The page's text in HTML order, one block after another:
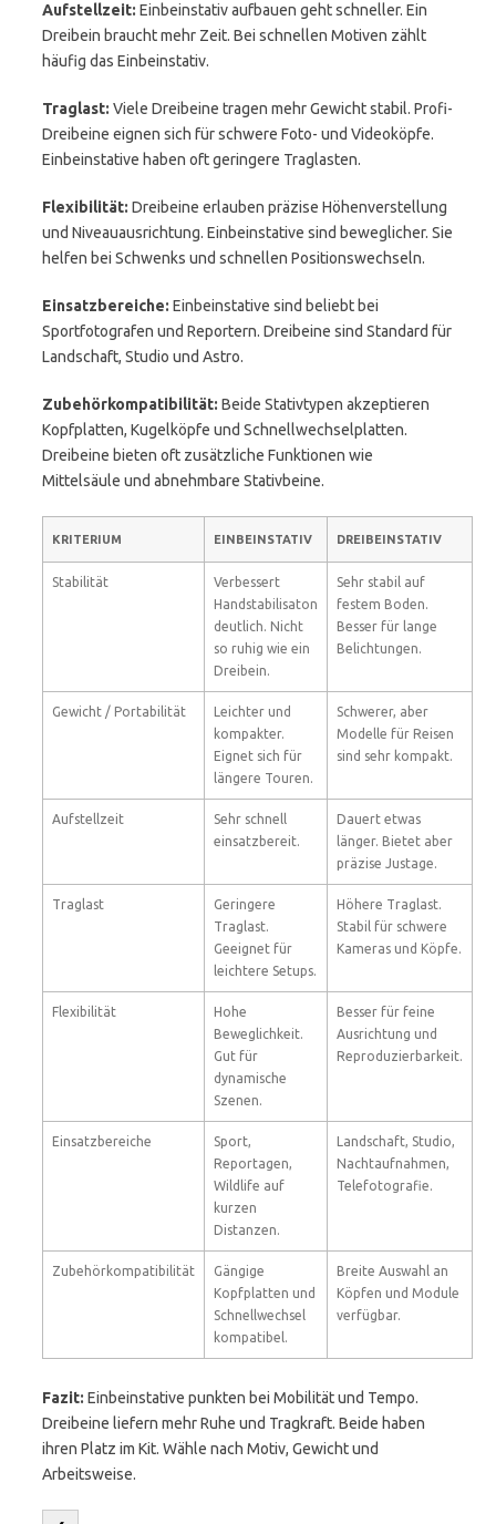
Aufstellzeit: Einbeinstativ aufbauen geht schneller. Ein
Dreibein braucht mehr Zeit. Bei schnellen Motiven zählt
häufig das Einbeinstativ.
Traglast: Viele Dreibeine tragen mehr Gewicht stabil. Profi-
Dreibeine eignen sich für schwere Foto- und Videoköpfe.
Einbeinstative haben oft geringere Traglasten.
Flexibilität: Dreibeine erlauben präzise Höhenverstellung
und Niveauausrichtung. Einbeinstative sind beweglicher. Sie
helfen bei Schwenks und schnellen Positionswechseln.
Einsatzbereiche: Einbeinstative sind beliebt bei
Sportfotografen und Reportern. Dreibeine sind Standard für
Landschaft, Studio und Astro.
Zubehörkompatibilität: Beide Stativtypen akzeptieren
Kopfplatten, Kugelköpfe und Schnellwechselplatten.
Dreibeine bieten oft zusätzliche Funktionen wie
Mittelsäule und abnehmbare Stativbeine.
KRITERIUM EINBEINSTATIV DREIBEINSTATIV
Stabilität
Verbessert
Handstabilisaton
deutlich. Nicht
so ruhig wie ein
Dreibein.
Sehr stabil auf
festem Boden.
Besser für lange
Belichtungen.
Gewicht / Portabilität
Leichter und
kompakter.
Eignet sich für
längere Touren.
Schwerer, aber
Modelle für Reisen
sind sehr kompakt.
Aufstellzeit
Sehr schnell
einsatzbereit.
Dauert etwas
länger. Bietet aber
präzise Justage.
Traglast
Geringere
Traglast.
Geeignet für
leichtere Setups.
Höhere Traglast.
Stabil für schwere
Kameras und Köpfe.
Flexibilität
Hohe
Beweglichkeit.
Gut für
dynamische
Szenen.
Besser für feine
Ausrichtung und
Reproduzierbarkeit.
Einsatzbereiche
Sport,
Reportagen,
Wildlife auf
kurzen
Distanzen.
Landschaft, Studio,
Nachtaufnahmen,
Telefotografie.
Zubehörkompatibilität
Gängige
Kopfplatten und
Schnellwechsel
kompatibel.
Breite Auswahl an
Köpfen und Module
verfügbar.
Fazit: Einbeinstative punkten bei Mobilität und Tempo.
Dreibeine liefern mehr Ruhe und Tragkraft. Beide haben
ihren Platz im Kit. Wähle nach Motiv, Gewicht und
Arbeitsweise.